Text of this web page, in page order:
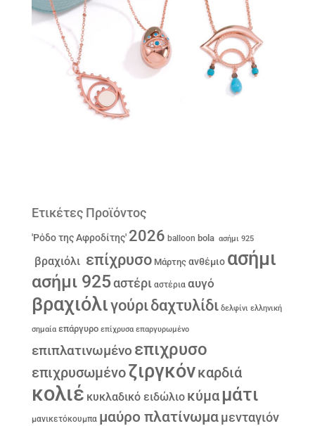
Ετικέτες Προϊόντος
'Ρόδο της Αφροδίτης' 2026 balloon bola ασήμι 925
βραχιόλι επίχρυσο Μάρτης ανθέμιο ασήμι
ασήμι 925αστέρι αστέρια αυγό
βραχιόλιγούριδαχτυλίδι δελφίνι ελληνική
σημαία επάργυρο επίχρυσα επαργυρωμένο
επιπλατινωμένο επιχρυσο
επιχρυσωμένοζιργκόνκαρδιά
κολιέ κυκλαδικό ειδώλιο κύμα μάτι
μανικετόκουμπα μαύρο πλατίνωμα μενταγιόν